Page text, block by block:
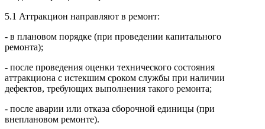
5.1 Аттракцион направляют в ремонт:
- в плановом порядке (при проведении капитального
ремонта);
- после проведения оценки технического состояния
аттракциона с истекшим сроком службы при наличии
дефектов, требующих выполнения такого ремонта;
- после аварии или отказа сборочной единицы (при
внеплановом ремонте).